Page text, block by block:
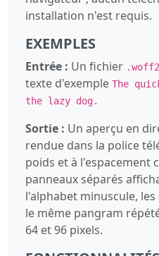
installation n'est requis.
EXEMPLES
Entrée : Un fichier .woff2
texte d'exemple The
the lazy dog.
Sortie : Un aperçu en
rendue dans la police
poids et à l'espacement
panneaux séparés
l'alphabet minuscule,
le même pangram
64 et 96 pixels.